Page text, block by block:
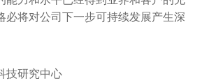
必将对公司下一步可持续发展产生深
技研究中心